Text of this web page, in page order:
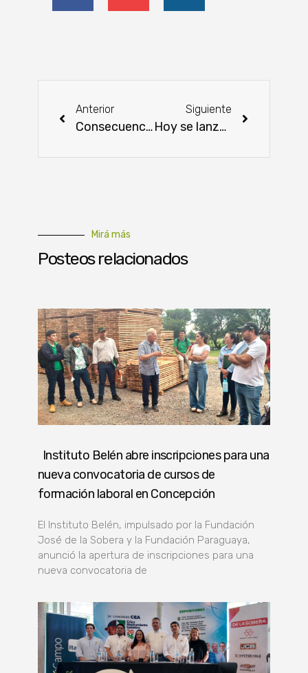
Anterior
Consecuencias de la sequía: menor producción y caída de ingresos
Siguiente
Hoy se lanzó el primer periodo de vacunación contra la fiebre aftosa y la brucelosis bovina
Mirá más
Posteos relacionados
Instituto Belén abre inscripciones para una
nueva convocatoria de cursos de
formación laboral en Concepción
El Instituto Belén, impulsado por la Fundación
José de la Sobera y la Fundación Paraguaya,
anunció la apertura de inscripciones para una
nueva convocatoria de